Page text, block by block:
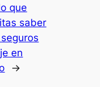
que
saber
en
→